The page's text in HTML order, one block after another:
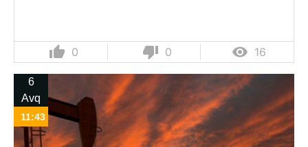
thumb_up 0 thumb_down 0  16
6
Avq
11:43